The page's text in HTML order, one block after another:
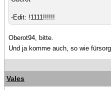
-Edit: !1111!!!!!!
Oberot94, bitte.
Und ja komme auch, so wie
Vales